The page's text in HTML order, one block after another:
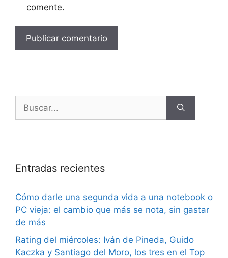
comente.
Entradas recientes
Cómo darle una segunda vida a una notebook o
PC vieja: el cambio que más se nota, sin gastar
de más
Rating del miércoles: Iván de Pineda, Guido
Kaczka y Santiago del Moro, los tres en el Top